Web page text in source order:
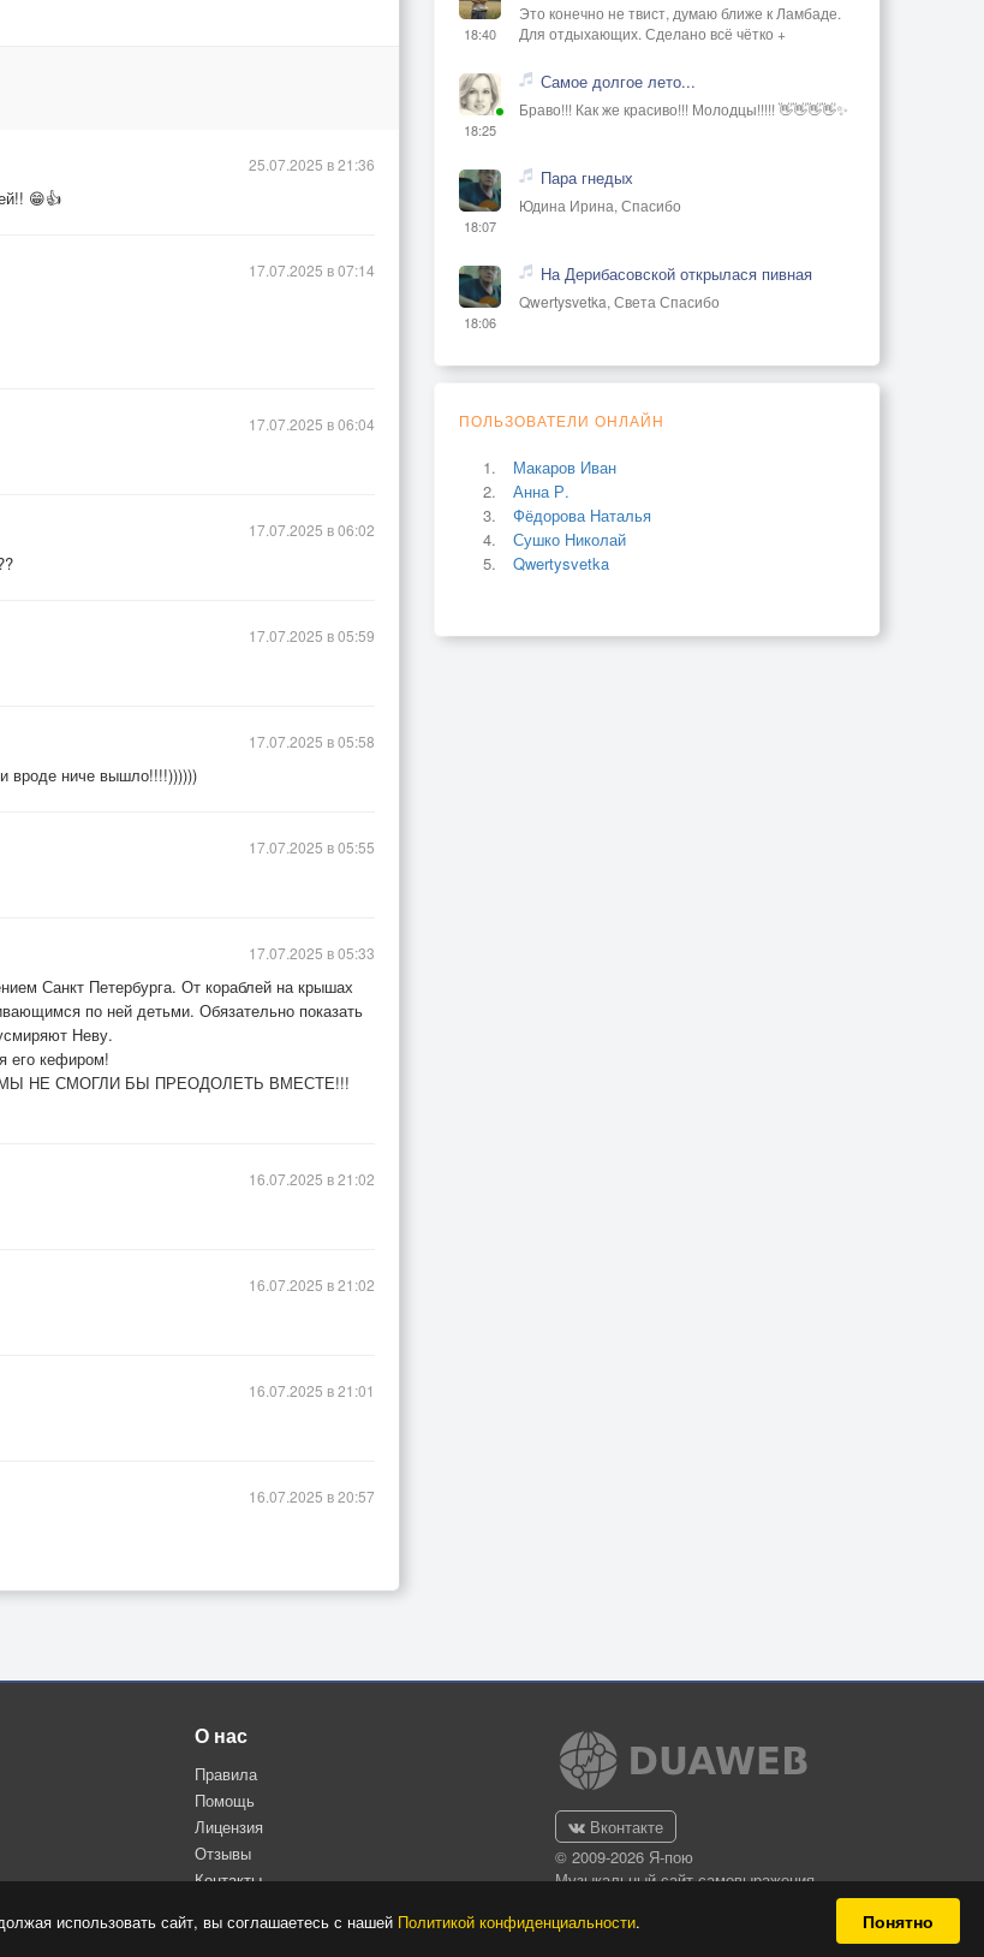
использовать сайт, вы соглашаетесь с нашей Политикой конфиденциальности. Понятно
😁👍
25.07.2025 в 21:36
17.07.2025 в 07:14
17.07.2025 в 06:04
17.07.2025 в 06:02
17.07.2025 в 05:59
вроде ниче вышло!!!!))))))
17.07.2025 в 05:58
17.07.2025 в 05:55
Санкт Петербурга. От кораблей на крышах
по ней детьми. Обязательно показать
Неву.
его кефиром!
МЫ НЕ СМОГЛИ БЫ ПРЕОДОЛЕТЬ ВМЕСТЕ!!!
17.07.2025 в 05:33
16.07.2025 в 21:02
16.07.2025 в 21:02
16.07.2025 в 21:01
16.07.2025 в 20:57
18:40
Это конечно не твист, думаю ближе к Ламбаде.
Для отдыхающих. Сделано всё чётко +
18:25
Самое долгое лето...
Браво!!! Как же красиво!!! Молодцы!!!!! 👋👋👋👋✨
18:07
Пара гнедых
Юдина Ирина, Спасибо
18:06
На Дерибасовской открылася пивная
Qwertysvetka, Света Спасибо
ПОЛЬЗОВАТЕЛИ ОНЛАЙН
Макаров Иван
Анна Р.
Фёдорова Наталья
Сушко Николай
Qwertysvetka
О нас
Правила
Помощь
Лицензия
Отзывы
Контакты
Вконтакте
© 2009-2026 Я-пою
Музыкальный сайт самовыражения